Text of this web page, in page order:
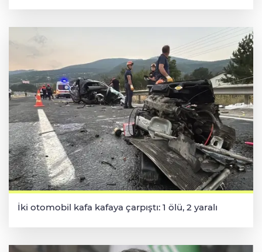
İki otomobil kafa kafaya çarpıştı: 1 ölü, 2 yaralı